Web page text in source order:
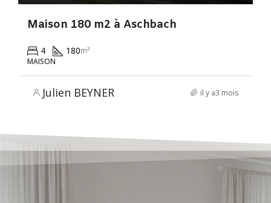
Maison 180 m2 à Aschbach
4 180m²
MAISON
Julien BEYNER il y a3 mois